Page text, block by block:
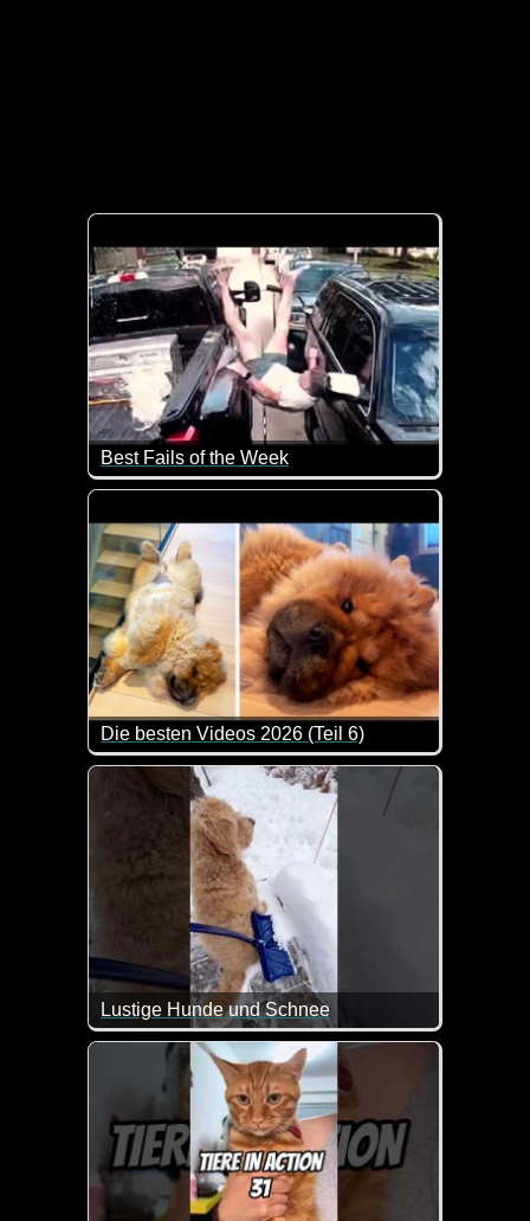
Best Fails of the Week
Das tut teilweise schon beim zusehen weh. Da
Die besten Videos 2026 (Teil 6)
Eine tolle Zusammenstellung von lustigen
Lustige Hunde und Schnee
Das sind mal wieder ein paar witzige Szenen mit